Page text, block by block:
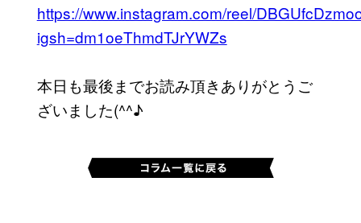
https://www.instagram.com/reel/
igsh=dm1oeThmdTJrYWZs
本日も最後までお読み頂きありがとうご
ざいました(^^♪